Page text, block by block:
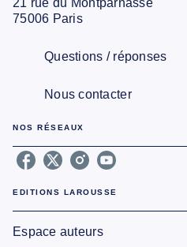
75006 Paris
Questions / réponses
Nous contacter
NOS RÉSEAUX
EDITIONS LAROUSSE
Espace auteurs